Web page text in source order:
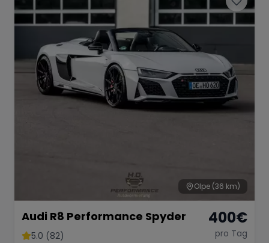
Olpe (36 km)
Audi R8 Performance Spyder
5.0 (82)
400€
pro Tag